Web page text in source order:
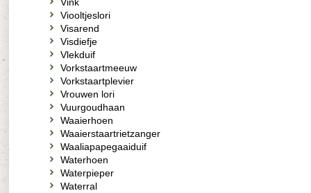
Viooltjeslori
Visarend
Visdiefje
Vlekduif
Vorkstaartmeeuw
Vorkstaartplevier
Vrouwen lori
Vuurgoudhaan
Waaierhoen
Waaierstaartrietzanger
Waaliapapegaaiduif
Waterhoen
Waterpieper
Waterral